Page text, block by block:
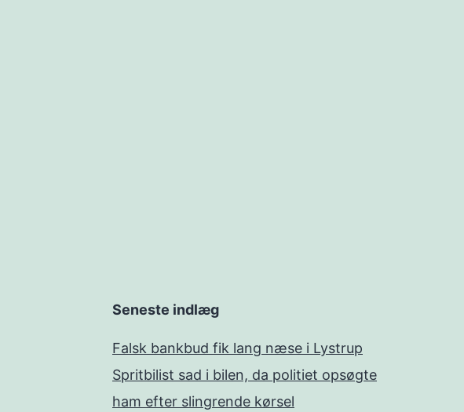
Seneste indlæg
Falsk bankbud fik lang næse i Lystrup
Spritbilist sad i bilen, da politiet opsøgte
ham efter slingrende kørsel